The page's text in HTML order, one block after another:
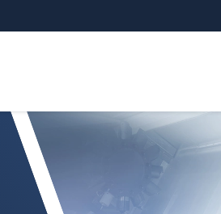
ピングストロークセン